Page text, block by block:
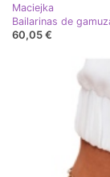
Maciejka
Bailarinas de
60,05 €